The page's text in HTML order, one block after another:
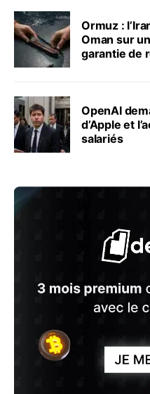
Ormuz :
Oman sur
garantie de
OpenAI
d’Apple et
salariés